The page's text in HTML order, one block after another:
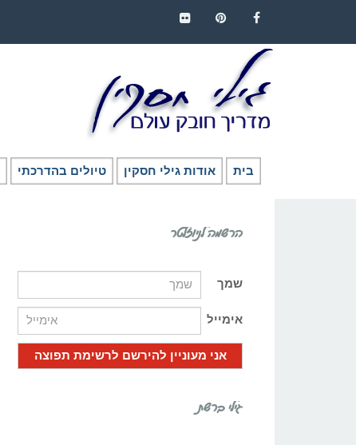
בית אודות גילי חסקין טיולים בהדרכתי
הרשמה לניוזלטר
שמך
אימייל
גילי ברשת